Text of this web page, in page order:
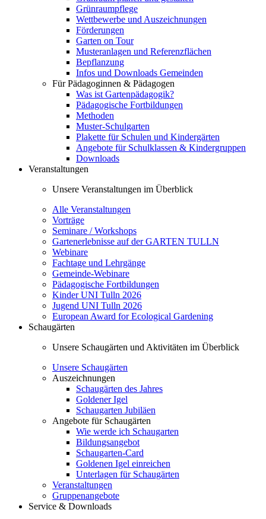
Grünraumpflege
Wettbewerbe und Auszeichnungen
Förderungen
Garten on Tour
Musteranlagen und Referenzflächen
Bepflanzung
Infos und Downloads Gemeinden
Für Pädagoginnen & Pädagogen
Was ist Gartenpädagogik?
Pädagogische Fortbildungen
Methoden
Muster-Schulgarten
Plakette für Schulen und Kindergärten
Angebote für Schulklassen & Kindergruppen
Downloads
Veranstaltungen
Unsere Veranstaltungen im Überblick
Alle Veranstaltungen
Vorträge
Seminare / Workshops
Gartenerlebnisse auf der GARTEN TULLN
Webinare
Fachtage und Lehrgänge
Gemeinde-Webinare
Pädagogische Fortbildungen
Kinder UNI Tulln 2026
Jugend UNI Tulln 2026
European Award for Ecological Gardening
Schaugärten
Unsere Schaugärten und Aktivitäten im Überblick
Unsere Schaugärten
Auszeichnungen
Schaugärten des Jahres
Goldener Igel
Schaugarten Jubiläen
Angebote für Schaugärten
Wie werde ich Schaugarten
Bildungsangebot
Schaugarten-Card
Goldenen Igel einreichen
Unterlagen für Schaugärten
Veranstaltungen
Gruppenangebote
Service & Downloads